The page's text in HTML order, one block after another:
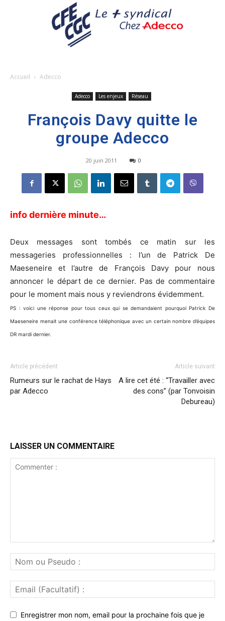
Accueil Adecco
Adecco Les enjeux Réseau
François Davy quitte le
groupe Adecco
20 juin 2011 0
info dernière minute…
Deux messages sont tombés ce matin sur les
messageries professionnelles : l’un de Patrick De
Maeseneire et l’autre de François Davy pour nous
annoncer le départ de ce dernier. Pas de commentaire
pour le moment mais nous y reviendrons évidemment.
PS : voici une réponse pour tous ceux qui se demandaient pourquoi Patrick De
Maeseneire menait une conférence téléphonique avec un certain nombre d’équipes
DR mardi dernier.
Article précédent
Rumeurs sur le rachat de Hays
par Adecco
Article suivant
A lire cet été : “Travailler avec
des cons” (par Tonvoisin
Debureau)
LAISSER UN COMMENTAIRE
Enregistrer mon nom, email pour la prochaine fois que je